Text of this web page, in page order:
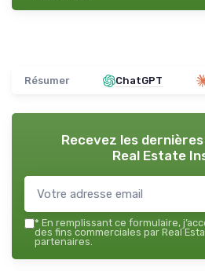
Résumer ChatGPT
Recevez les
Real Estate
* En remplissant ce formulaire,
des fins commerciales par Real
partenaires.